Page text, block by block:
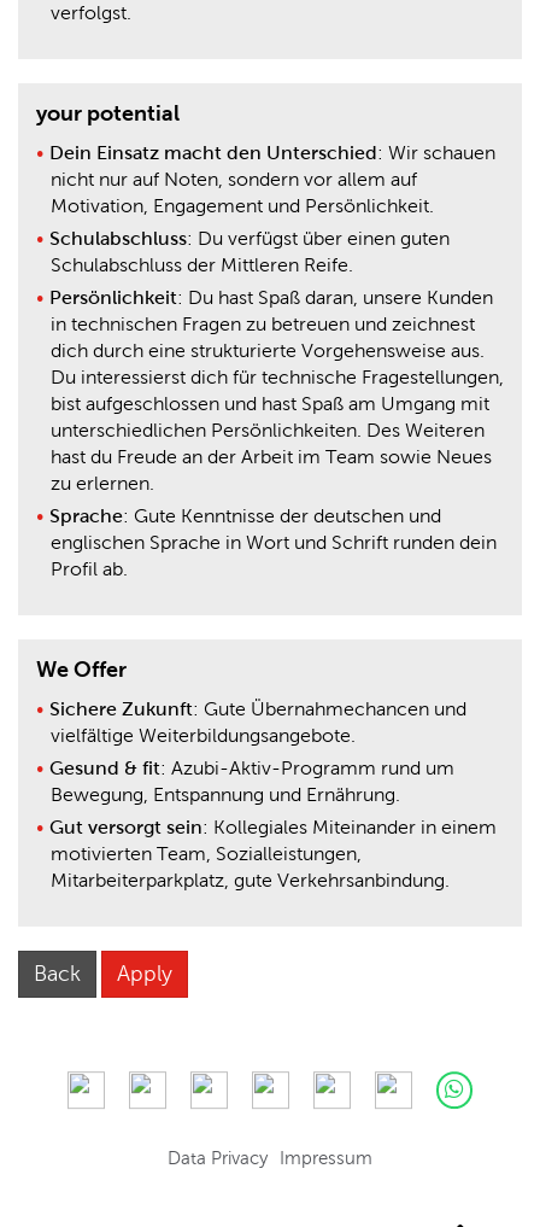
verfolgst.
your potential
Dein Einsatz macht den Unterschied: Wir schauen
nicht nur auf Noten, sondern vor allem auf
Motivation, Engagement und Persönlichkeit.
Schulabschluss: Du verfügst über einen guten
Schulabschluss der Mittleren Reife.
Persönlichkeit: Du hast Spaß daran, unsere Kunden
in technischen Fragen zu betreuen und zeichnest
dich durch eine strukturierte Vorgehensweise aus.
Du interessierst dich für technische Fragestellungen,
bist aufgeschlossen und hast Spaß am Umgang mit
unterschiedlichen Persönlichkeiten. Des Weiteren
hast du Freude an der Arbeit im Team sowie Neues
zu erlernen.
Sprache: Gute Kenntnisse der deutschen und
englischen Sprache in Wort und Schrift runden dein
Profil ab.
We Offer
Sichere Zukunft: Gute Übernahmechancen und
vielfältige Weiterbildungsangebote.
Gesund & fit: Azubi-Aktiv-Programm rund um
Bewegung, Entspannung und Ernährung.
Gut versorgt sein: Kollegiales Miteinander in einem
motivierten Team, Sozialleistungen,
Mitarbeiterparkplatz, gute Verkehrsanbindung.
Back Apply
Data Privacy Impressum